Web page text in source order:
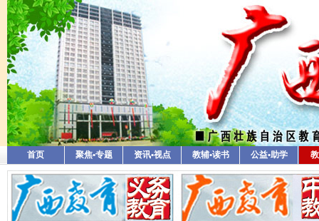
首页 聚焦•专题 资讯•视点 教辅•读书 公益•助学